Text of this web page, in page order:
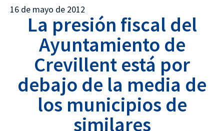
16 de mayo de 2012
La presión fiscal del
Ayuntamiento de
Crevillent está por
debajo de la media de
los municipios de
similares